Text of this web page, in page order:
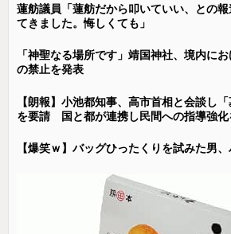
蓮舫議員「蓮舫だから叩いていい、との
てきました。悔しくても」
「神聖なる場所です」靖国神社、境内に
の禁止を発表
【朗報】小池都知事、高市首相と会談し
を要請 国と都が連携し民間への指導強化
【爆笑ｗ】バッグひったくりを試みた男